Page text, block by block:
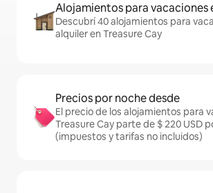
Alojamientos para vacaciones
Descubrí 40 alojamientos para
alquiler en Treasure Cay
Precios por noche desde
El precio de los alojamientos para
Treasure Cay parte de $ 220 USD
(impuestos y tarifas no incluidos)